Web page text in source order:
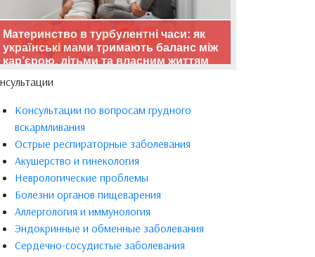
Материнство в турбулентні часи: як
українські мами тримають баланс між
кар’єрою, дітьми та власним життям
Консультации по вопросам грудного
вскармливания
Острые респираторные заболевания
Акушерство и гинекология
Неврологические проблемы
Болезни органов пищеварения
Аллергология и иммунология
Эндокринные и обменные заболевания
Сердечно-сосудистые заболевания